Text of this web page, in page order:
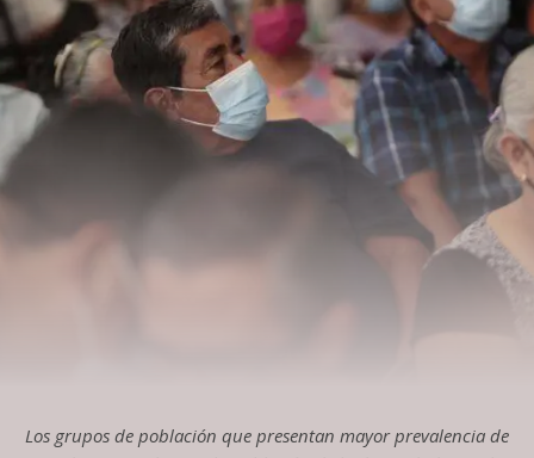
Los grupos de población que presentan mayor prevalencia de